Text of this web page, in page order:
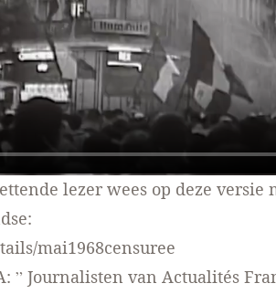
lezer wees op deze versie
mai1968censuree
” Journalisten van Actualités